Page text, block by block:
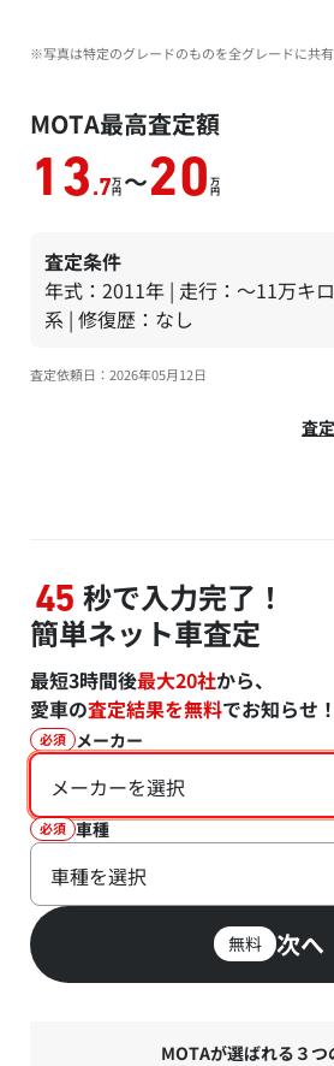
※写真は特定のグレードのものを全グレードに共
MOTA最高査定額
13 .7万
円 ～20 万
円
査定条件
年式：2011年 | 走行：～11万キ
系 | 修復歴：なし
査定依頼日：2026年05月12日
査
45 秒で入力完了！
簡単ネット車査定
最短3時間後最大20社から、
愛車の査定結果を無料でお知らせ！
必須 メーカー
メーカーを選択
必須 車種
車種を選択
無料 次へ
MOTAが選ばれる３つ